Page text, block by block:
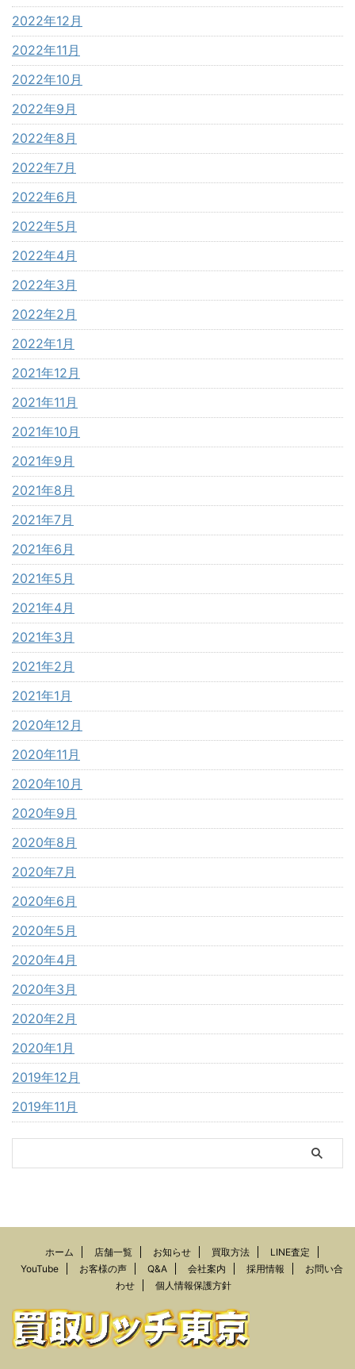
2022年12月
2022年11月
2022年10月
2022年9月
2022年8月
2022年7月
2022年6月
2022年5月
2022年4月
2022年3月
2022年2月
2022年1月
2021年12月
2021年11月
2021年10月
2021年9月
2021年8月
2021年7月
2021年6月
2021年5月
2021年4月
2021年3月
2021年2月
2021年1月
2020年12月
2020年11月
2020年10月
2020年9月
2020年8月
2020年7月
2020年6月
2020年5月
2020年4月
2020年3月
2020年2月
2020年1月
2019年12月
2019年11月
ホーム 店舗一覧 お知らせ 買取方法
LINE査定
YouTube
お客様の声 Q&A 会社案内 採用情報
お問い合
わせ
個人情報保護方針